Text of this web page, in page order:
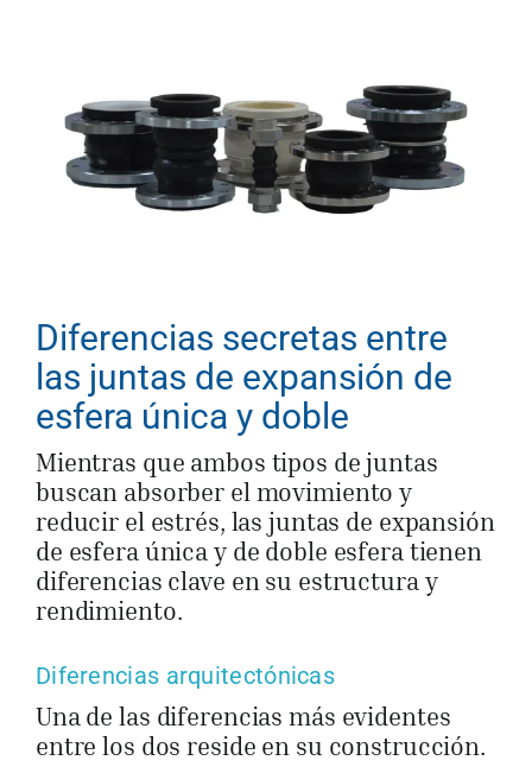
Diferencias secretas entre
las juntas de expansión de
esfera única y doble
Mientras que ambos tipos de juntas
buscan absorber el movimiento y
reducir el estrés, las juntas de expansión
de esfera única y de doble esfera tienen
diferencias clave en su estructura y
rendimiento.
Diferencias arquitectónicas
Una de las diferencias más evidentes
entre los dos reside en su construcción.